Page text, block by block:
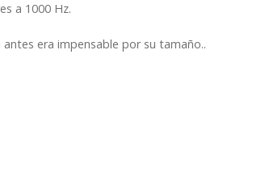
a 1000 Hz.
era impensable por su tamaño..